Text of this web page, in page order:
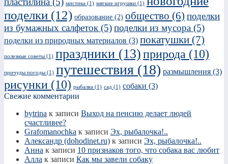
мистика (1) мягкие игрушки (1)
поделки (12) образование (2) общество (6) поделки
из бумажных салфеток (5)поделки из мусора (5)
поделки из природных материалов (3) покатушки (7)
полезные советы (1) праздники (13)природа (10)
причуды погоды (1) путешествия (18) размышления (3)
рисунки (10) рыбалка (1) сад (1) собаки (3)
Свежие комментарии
bytrina к записи Выход на пенсию делает людей
счастливее?
Grafomanochka к записи Эх, рыбалочка!..
Александр (dohodinet.ru) к записи Эх, рыбалочка!..
Анна к записи 10 признаков того, что собака вас любит
Алла к записи Как мы завели собаку